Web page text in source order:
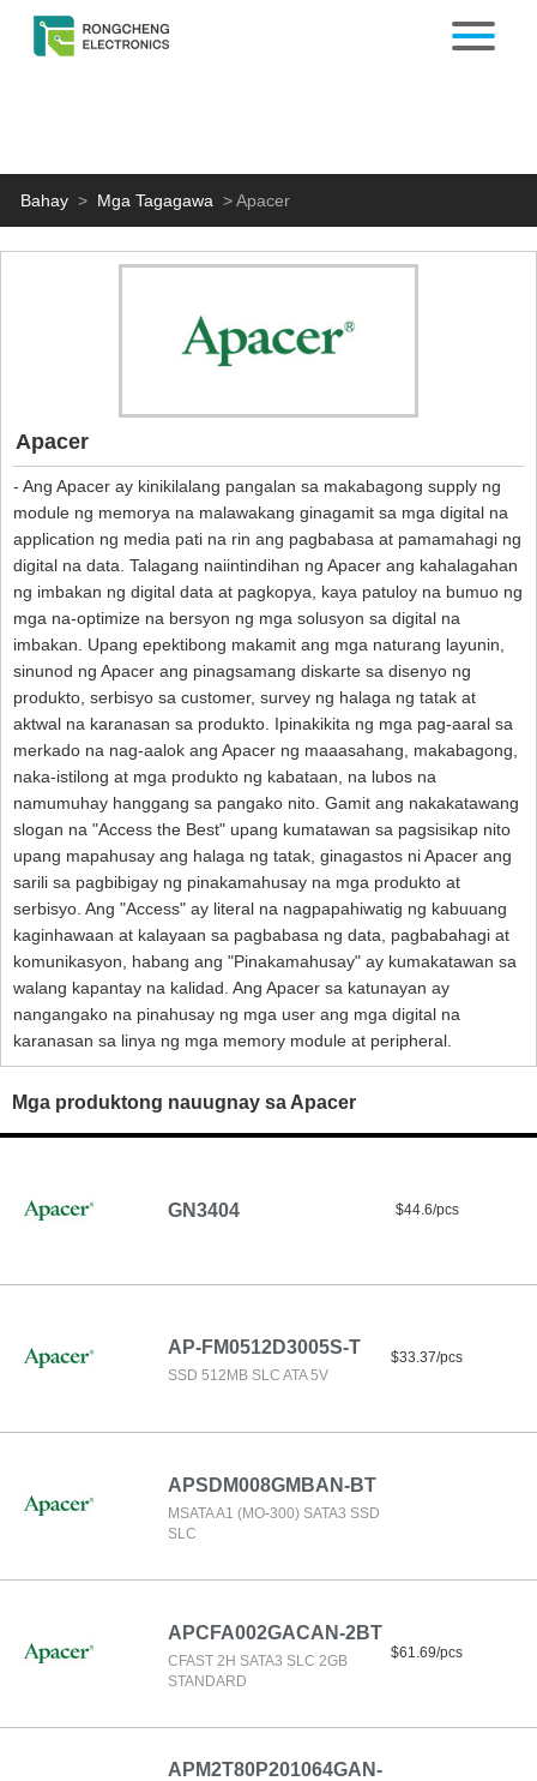
Bahay > Mga Tagagawa >Apacer
Apacer
- Ang Apacer ay kinikilalang pangalan sa makabagong supply ng
module ng memorya na malawakang ginagamit sa mga digital na
application ng media pati na rin ang pagbabasa at pamamahagi ng
digital na data. Talagang naiintindihan ng Apacer ang kahalagahan
ng imbakan ng digital data at pagkopya, kaya patuloy na bumuo ng
mga na-optimize na bersyon ng mga solusyon sa digital na
imbakan. Upang epektibong makamit ang mga naturang layunin,
sinunod ng Apacer ang pinagsamang diskarte sa disenyo ng
produkto, serbisyo sa customer, survey ng halaga ng tatak at
aktwal na karanasan sa produkto. Ipinakikita ng mga pag-aaral sa
merkado na nag-aalok ang Apacer ng maaasahang, makabagong,
naka-istilong at mga produkto ng kabataan, na lubos na
namumuhay hanggang sa pangako nito. Gamit ang nakakatawang
slogan na "Access the Best" upang kumatawan sa pagsisikap nito
upang mapahusay ang halaga ng tatak, ginagastos ni Apacer ang
sarili sa pagbibigay ng pinakamahusay na mga produkto at
serbisyo. Ang "Access" ay literal na nagpapahiwatig ng kabuuang
kaginhawaan at kalayaan sa pagbabasa ng data, pagbabahagi at
komunikasyon, habang ang "Pinakamahusay" ay kumakatawan sa
walang kapantay na kalidad. Ang Apacer sa katunayan ay
nangangako na pinahusay ng mga user ang mga digital na
karanasan sa linya ng mga memory module at peripheral.
Mga produktong nauugnay sa Apacer
GN3404 $44.6/pcs
AP-FM0512D3005S-T
SSD 512MB SLC ATA 5V
$33.37/pcs
APSDM008GMBAN-BT
MSATA A1 (MO-300) SATA3 SSD
SLC
APCFA002GACAN-2BT
CFAST 2H SATA3 SLC 2GB
STANDARD
$61.69/pcs
APM2T80P201064GAN-